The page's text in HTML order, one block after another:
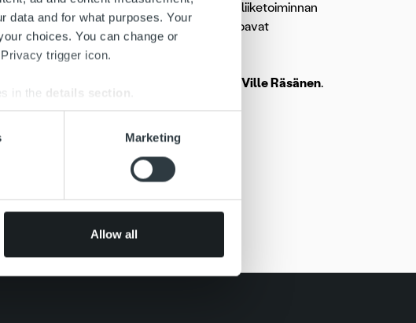
data and for what purposes. Your
choices. You can change or
trigger icon.
in the details section
to analyse our traffic. We also share
of their services.
Marketing
Allow all
talousjohdon vaihtamaan ajatuksia liiketoiminnan
mukana olevat palveluntarjoajat tarjoavat
Ville Räsänen.